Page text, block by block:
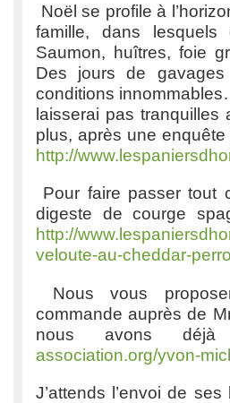
Noël se profile à
famille, dans
Saumon, huîtres, foie
Des jours de
conditions
laisserai pas
plus, après une
http://
Pour faire passer tout
digeste de courge
http://
veloute-au-cheddar-
Nous vous
commande auprès de
nous avons
association.org/yvon-
J’attends l’envoi de